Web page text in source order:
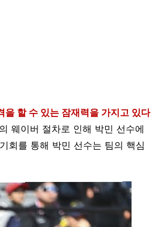
할 수 있는 잠재력을 가지고 있다
웨이버 절차로 인해 박민 선수에
회를 통해 박민 선수는 팀의 핵심